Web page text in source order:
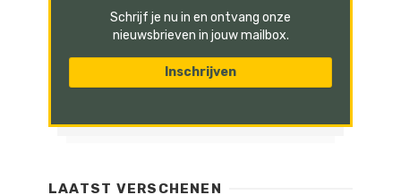
Schrijf je nu in en ontvang onze
nieuwsbrieven in jouw mailbox.
LAATST VERSCHENEN